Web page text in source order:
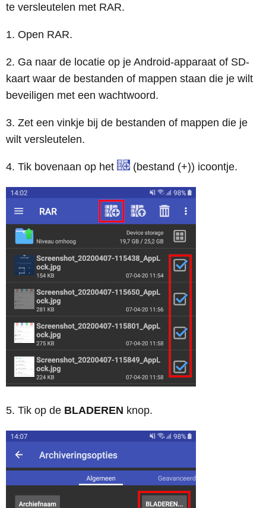
te versleutelen met RAR.
1. Open RAR.
2. Ga naar de locatie op je Android-apparaat of SD-
kaart waar de bestanden of mappen staan die je wilt
beveiligen met een wachtwoord.
3. Zet een vinkje bij de bestanden of mappen die je
wilt versleutelen.
4. Tik bovenaan op het (bestand (+)) icoontje.
5. Tik op de BLADEREN knop.